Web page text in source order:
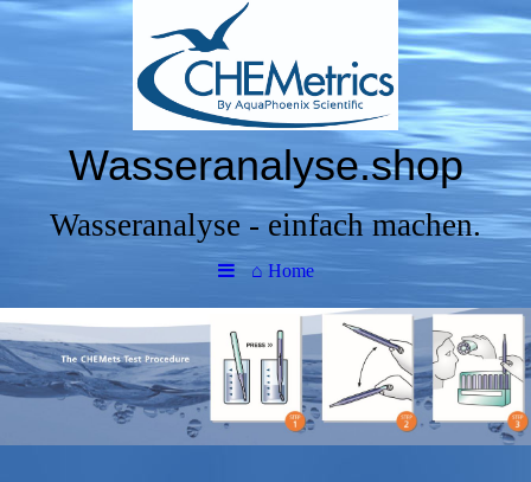
Wasseranalyse.shop
Wasseranalyse - einfach machen.
⌂ Home